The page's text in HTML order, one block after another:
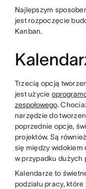
Najlepszym
jest rozpoczęcie
Kanban.
Trzecią opcją
jest użycie
zespołowego.
narzędzie do
poprzednie opcje,
projektów. Są
się między widokiem
w przypadku dużych
Kalendarze to
podziału pracy,